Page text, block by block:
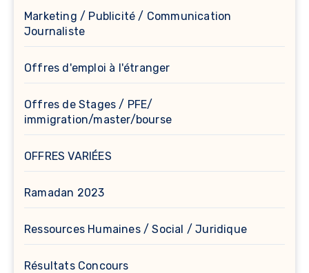
Marketing / Publicité / Communication
Journaliste
Offres d'emploi à l'étranger
Offres de Stages / PFE/
immigration/master/bourse
OFFRES VARIÉES
Ramadan 2023
Ressources Humaines / Social / Juridique
Résultats Concours